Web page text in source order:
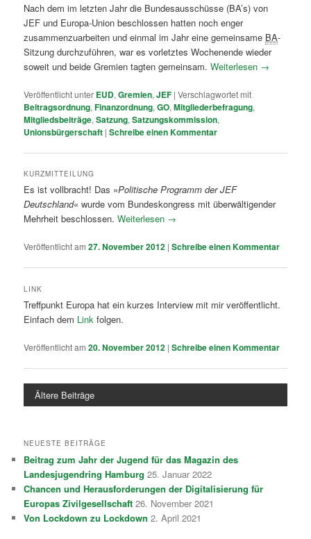
Nach dem im letzten Jahr die Bundesausschüsse (BA’s) von
JEF und Europa-Union beschlossen hatten noch enger
zusammenzuarbeiten und einmal im Jahr eine gemeinsame BA-
Sitzung durchzuführen, war es vorletztes Wochenende wieder
soweit und beide Gremien tagten gemeinsam.Weiterlesen →
Veröffentlicht unter EUD,Gremien,JEF |Verschlagwortet mit
Beitragsordnung,Finanzordnung,GO,Mitgliederbefragung,
Mitgliedsbeiträge,Satzung,Satzungskommission,
Unionsbürgerschaft |Schreibe einen Kommentar
KURZMITTEILUNG
Es ist vollbracht! Das »Politische Programm der JEF
Deutschland« wurde vom Bundeskongress mit überwältigender
Mehrheit beschlossen.Weiterlesen →
Veröffentlicht am27. November 2012 |Schreibe einen Kommentar
LINK
Treffpunkt Europa hat ein kurzes Interview mit mir veröffentlicht.
Einfach dem Link folgen.
Veröffentlicht am20. November 2012 |Schreibe einen Kommentar
Ältere Beiträge
NEUESTE BEITRÄGE
Beitrag zum Jahr der Jugend für das Magazin des
Landesjugendring Hamburg 25. Januar 2022
Chancen und Herausforderungen der Digitalisierung für
Europas Zivilgesellschaft 26. November 2021
Von Lockdown zu Lockdown 2. April 2021